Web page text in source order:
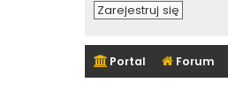
Zarejestruj się
Portal Forum